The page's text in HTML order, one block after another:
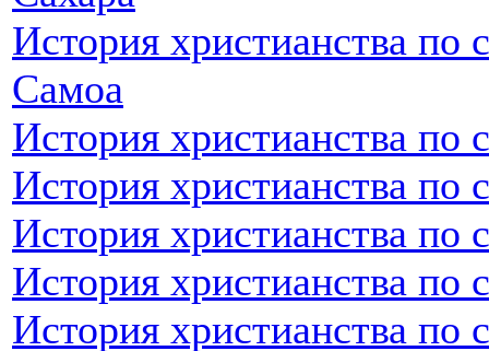
История христианства по
Самоа
История христианства по
История христианства по
История христианства
История христианства по
История христианства по